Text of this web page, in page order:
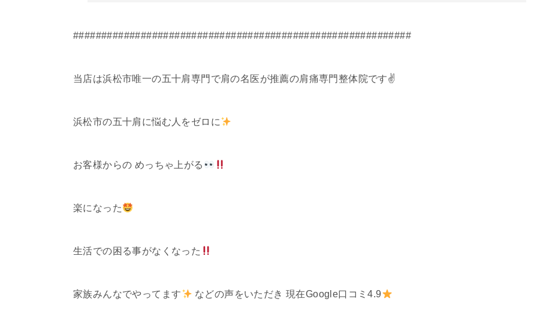
############################################################
当店は浜松市唯一の五十肩専門で肩の名医が推薦の肩痛専門整体院です✌️
浜松市の五十肩に悩む人をゼロに
お客様からの めっちゃ上がる
楽になった
生活での困る事がなくなった
家族みんなでやってます などの声をいただき 現在Google口コミ4.9